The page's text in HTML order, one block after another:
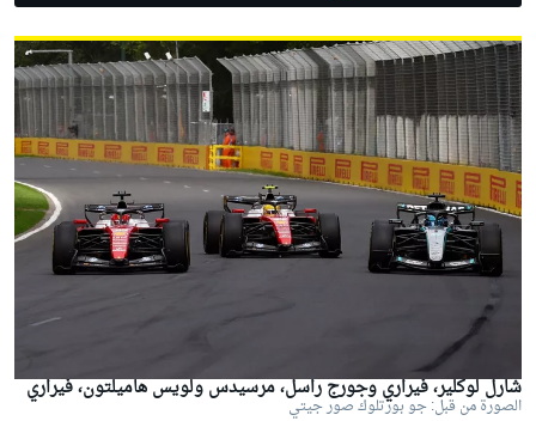
شارل لوكلير، فيراري وجورج راسل، مرسيدس ولويس هاميلتون، فيراري
الصورة من قبل: جو بورتلوك صور جيتي